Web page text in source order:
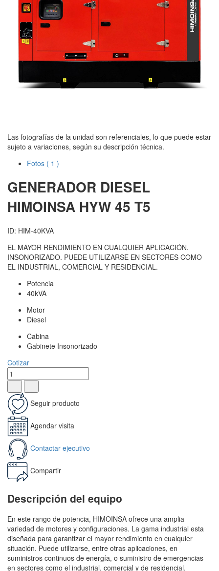
Las fotografías de la unidad son referenciales, lo que puede estar
sujeto a variaciones, según su descripción técnica.
Fotos ( 1 )
GENERADOR DIESEL
HIMOINSA HYW 45 T5
ID: HIM-40KVA
EL MAYOR RENDIMIENTO EN CUALQUIER APLICACIÓN.
INSONORIZADO. PUEDE UTILIZARSE EN SECTORES COMO
EL INDUSTRIAL, COMERCIAL Y RESIDENCIAL.
Potencia
40kVA
Motor
Diesel
Cabina
Gabinete Insonorizado
Cotizar
Seguir producto
Agendar visita
Contactar ejecutivo
Compartir
Descripción del equipo
En este rango de potencia, HIMOINSA ofrece una amplia
variedad de motores y configuraciones. La gama industrial esta
diseñada para garantizar el mayor rendimiento en cualquier
situación. Puede utilizarse, entre otras aplicaciones, en
suministros continuos de energía, o suministro de emergencias
en sectores como el industrial, comercial y de residencial.